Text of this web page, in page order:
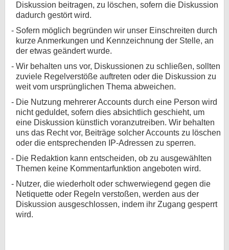
Diskussion beitragen, zu löschen, sofern die Diskussion
dadurch gestört wird.
Sofern möglich begründen wir unser Einschreiten durch
kurze Anmerkungen und Kennzeichnung der Stelle, an
der etwas geändert wurde.
Wir behalten uns vor, Diskussionen zu schließen, sollten
zuviele Regelverstöße auftreten oder die Diskussion zu
weit vom ursprünglichen Thema abweichen.
Die Nutzung mehrerer Accounts durch eine Person wird
nicht geduldet, sofern dies absichtlich geschieht, um
eine Diskussion künstlich voranzutreiben. Wir behalten
uns das Recht vor, Beiträge solcher Accounts zu löschen
oder die entsprechenden IP-Adressen zu sperren.
Die Redaktion kann entscheiden, ob zu ausgewählten
Themen keine Kommentarfunktion angeboten wird.
Nutzer, die wiederholt oder schwerwiegend gegen die
Netiquette oder Regeln verstoßen, werden aus der
Diskussion ausgeschlossen, indem ihr Zugang gesperrt
wird.